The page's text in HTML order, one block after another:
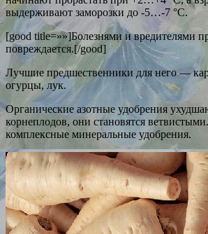
выдерживают заморозки до -5…-7 °С.
[good title=»»]Болезнями и вредителями
повреждается.[/good]
Лучшие предшественники для него —
огурцы, лук.
Органические азотные удобрения
корнеплодов, они становятся
комплексные минеральные удобрения.